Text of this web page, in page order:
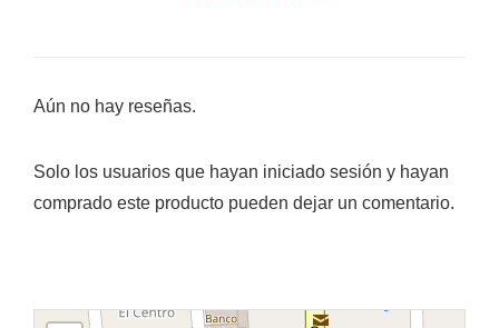
Aún no hay reseñas.
Solo los usuarios que hayan iniciado sesión y hayan
comprado este producto pueden dejar un comentario.